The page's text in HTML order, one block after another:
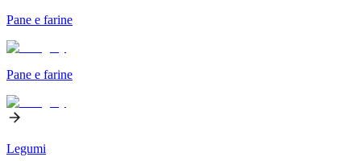
Pane e farine
Pane e farine
Legumi